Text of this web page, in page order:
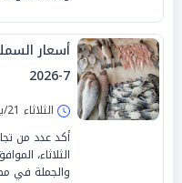
7-2026
الثلاثاء 21/يوليو/2026 - 09:00 ص
أكد عدد من
والجملة في